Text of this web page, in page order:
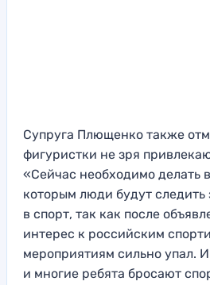
Супруга Плющенко также
фигуристки не зря
«Сейчас необходимо делать
которым люди будут следить
в спорт, так как после
интерес к российским
мероприятиям сильно упал.
и многие ребята бросают